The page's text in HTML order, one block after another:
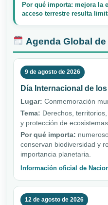
Por qué importa: mejora la
acceso terrestre resulta
Agenda Global de
9 de agosto de 2026
Día Internacional de
Lugar: Conmemoración
Tema: Derechos,
y protección de ecosistemas.
Por qué importa:
conservan biodiversidad y
importancia planetaria.
Información oficial de
12 de agosto de 2026